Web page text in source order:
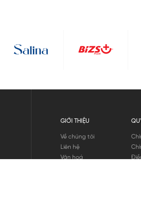
GIỚI THIỆU
Về chúng tôi
Liên hệ
Văn hoá